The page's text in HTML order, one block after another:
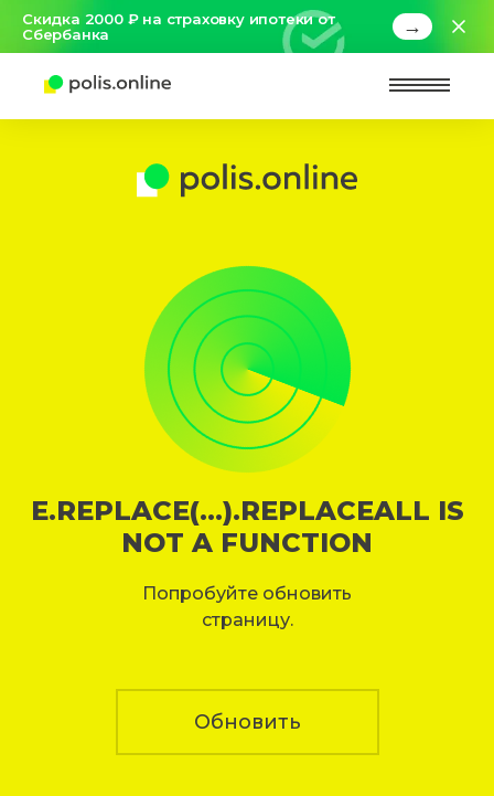
Скидка 2000 ₽ на страховку ипотеки от
Сбербанка
→
E.REPLACE(...).REPLACEALL IS
NOT A FUNCTION
Попробуйте обновить
страницу.
Обновить